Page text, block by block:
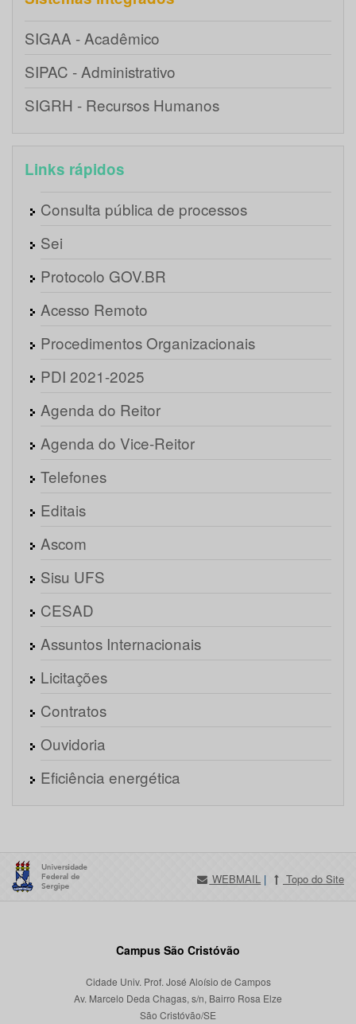
SIGAA - Acadêmico
SIPAC - Administrativo
SIGRH - Recursos Humanos
Links rápidos
Consulta pública de processos
Sei
Protocolo GOV.BR
Acesso Remoto
Procedimentos Organizacionais
PDI 2021-2025
Agenda do Reitor
Agenda do Vice-Reitor
Telefones
Editais
Ascom
Sisu UFS
CESAD
Assuntos Internacionais
Licitações
Contratos
Ouvidoria
Eficiência energética
WEBMAIL | Topo do Site
Campus São Cristóvão
Cidade Univ. Prof. José Aloísio de Campos
Av. Marcelo Deda Chagas, s/n, Bairro Rosa Elze
São Cristóvão/SE